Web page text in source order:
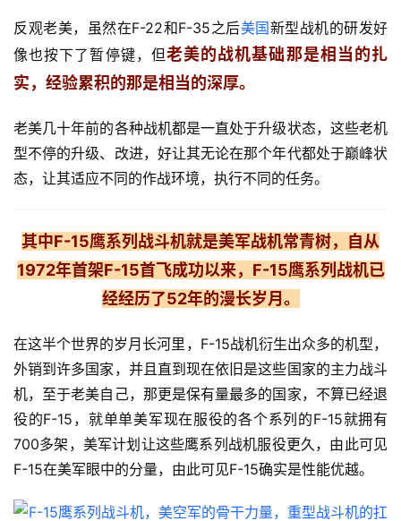
反观老美，虽然在F-22和F-35之后美国新型战机的研发好
像也按下了暂停键，但老美的战机基础那是相当的扎
实，经验累积的那是相当的深厚。
老美几十年前的各种战机都是一直处于升级状态，这些老机
型不停的升级、改进，好让其无论在那个年代都处于巅峰状
态，让其适应不同的作战环境，执行不同的任务。
其中F-15鹰系列战斗机就是美军战机常青树，自从
1972年首架F-15首飞成功以来，F-15鹰系列战机已
经经历了52年的漫长岁月。
在这半个世界的岁月长河里，F-15战机衍生出众多的机型，
外销到许多国家，并且直到现在依旧是这些国家的主力战斗
机，至于老美自己，那更是保有量最多的国家，不算已经退
役的F-15，就单单美军现在服役的各个系列的F-15就拥有
700多架，美军计划让这些鹰系列战机服役更久，由此可见
F-15在美军眼中的分量，由此可见F-15确实是性能优越。